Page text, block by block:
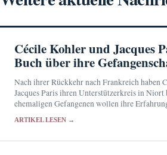
Cécile Kohler und Jacques
Buch über ihre
Nach ihrer Rückkehr nach Frankreich haben
Jacques Paris ihren Unterstützerkreis in Niort
ehemaligen Gefangenen wollen ihre
ARTIKEL LESEN →